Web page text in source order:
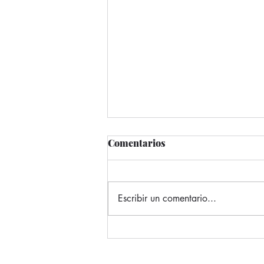
Comentarios
Escribir un comentario...